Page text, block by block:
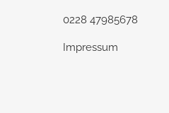
0228 47985678
Impressum